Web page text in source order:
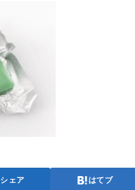
シェア はてブ